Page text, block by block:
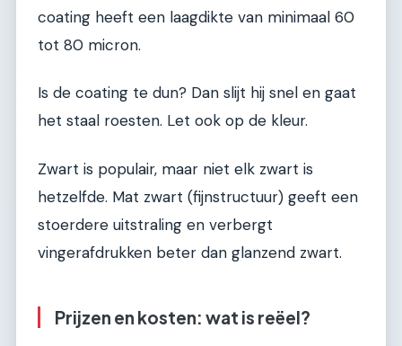
coating heeft een laagdikte van minimaal 60
tot 80 micron.
Is de coating te dun? Dan slijt hij snel en gaat
het staal roesten. Let ook op de kleur.
Zwart is populair, maar niet elk zwart is
hetzelfde. Mat zwart (fijnstructuur) geeft een
stoerdere uitstraling en verbergt
vingerafdrukken beter dan glanzend zwart.
Prijzen en kosten: wat is reëel?